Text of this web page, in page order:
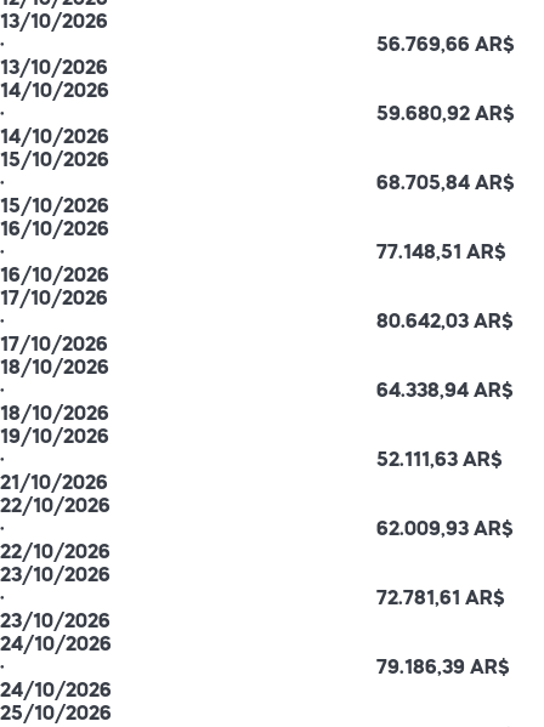
13/10/2026
·
13/10/2026
56.769,66 AR$
14/10/2026
·
14/10/2026
59.680,92 AR$
15/10/2026
·
15/10/2026
68.705,84 AR$
16/10/2026
·
16/10/2026
77.148,51 AR$
17/10/2026
·
17/10/2026
80.642,03 AR$
18/10/2026
·
18/10/2026
64.338,94 AR$
19/10/2026
·
21/10/2026
52.111,63 AR$
22/10/2026
·
22/10/2026
62.009,93 AR$
23/10/2026
·
23/10/2026
72.781,61 AR$
24/10/2026
·
24/10/2026
79.186,39 AR$
25/10/2026